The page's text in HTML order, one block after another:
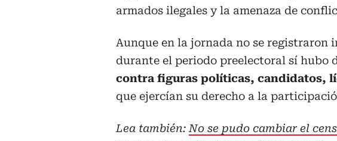
armados ilegales y la amenaza de
Aunque en la jornada no se registraron
durante el periodo preelectoral sí hubo
contra figuras políticas, candidatos,
que ejercían su derecho a la
Lea también:No se pudo cambiar el